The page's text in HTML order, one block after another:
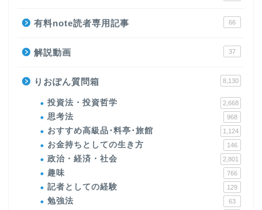
有料note読者専用記事 66
解説動画 37
りおぽん質問箱 8,130
投資法・投資哲学 2,668
思考法 968
おすすめ高級品･料亭･旅館 1,124
お金持ちとしての生き方 146
政治・経済・社会 2,801
趣味 766
記者としての経験 129
勉強法 63